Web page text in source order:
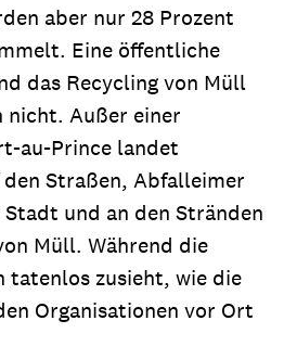
aber nur 28 Prozent
Eine öffentliche
das Recycling von Müll
Außer einer
au-Prince landet
Straßen, Abfalleimer
und an den Stränden
Müll. Während die
tatenlos zusieht, wie die
Organisationen vor Ort